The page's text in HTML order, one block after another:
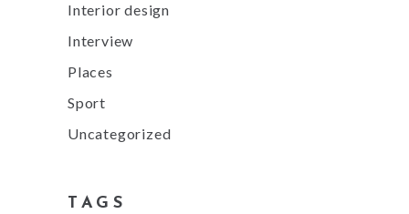
Interior design
Interview
Places
Sport
Uncategorized
TAGS